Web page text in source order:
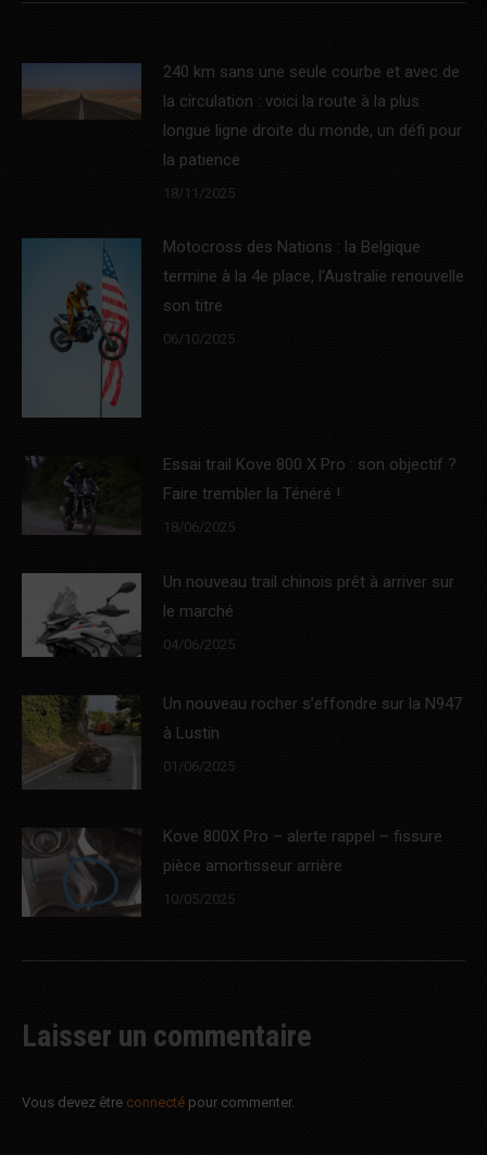
240 km sans une seule courbe et avec de
la circulation : voici la route à la plus
longue ligne droite du monde, un défi pour
la patience
18/11/2025
Motocross des Nations : la Belgique
termine à la 4e place, l’Australie renouvelle
son titre
06/10/2025
Essai trail Kove 800 X Pro : son objectif ?
Faire trembler la Ténéré !
18/06/2025
Un nouveau trail chinois prêt à arriver sur
le marché
04/06/2025
Un nouveau rocher s’effondre sur la N947
à Lustin
01/06/2025
Kove 800X Pro – alerte rappel – fissure
pièce amortisseur arrière
10/05/2025
Laisser un commentaire
Vous devez être connecté pour commenter.